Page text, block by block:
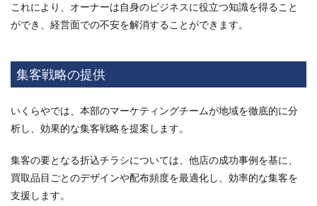
これにより、オーナーは自身のビジネスに役立つ知識を得ること
ができ、経営面での不安を解消することができます。
集客戦略の提供
いくらやでは、本部のマーケティングチームが地域を徹底的に分
析し、効果的な集客戦略を提案します。
集客の要となる折込チラシについては、他店の成功事例を基に、
買取品目ごとのデザインや配布頻度を最適化し、効率的な集客を
支援します。